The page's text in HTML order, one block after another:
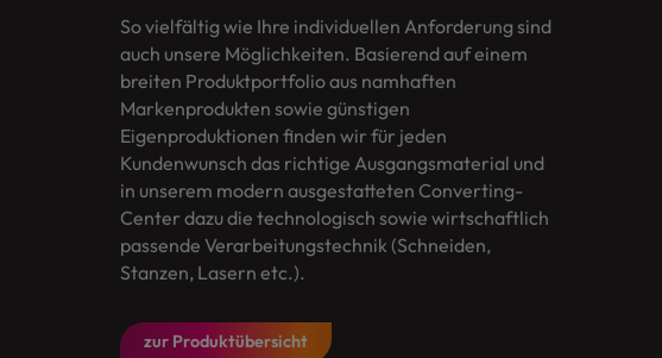
So vielfältig wie Ihre individuellen Anforderung sind
auch unsere Möglichkeiten. Basierend auf einem
breiten Produktportfolio aus namhaften
Markenprodukten sowie günstigen
Eigenproduktionen finden wir für jeden
Kundenwunsch das richtige Ausgangsmaterial und
in unserem modern ausgestatteten Converting-
Center dazu die technologisch sowie wirtschaftlich
passende Verarbeitungstechnik (Schneiden,
Stanzen, Lasern etc.).
zur Produktübersicht